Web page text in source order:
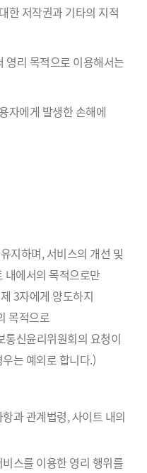
한 저작권과 기타의 지적
영리 목적으로 이용해서는
자에게 발생한 손해에
지하며, 서비스의 개선 및
내에서의 목적으로만
3자에게 양도하지
목적으로
신윤리위원회의 요청이
는 예외로 합니다.)
과 관계법령, 사이트 내의
스를 이용한 영리 행위를